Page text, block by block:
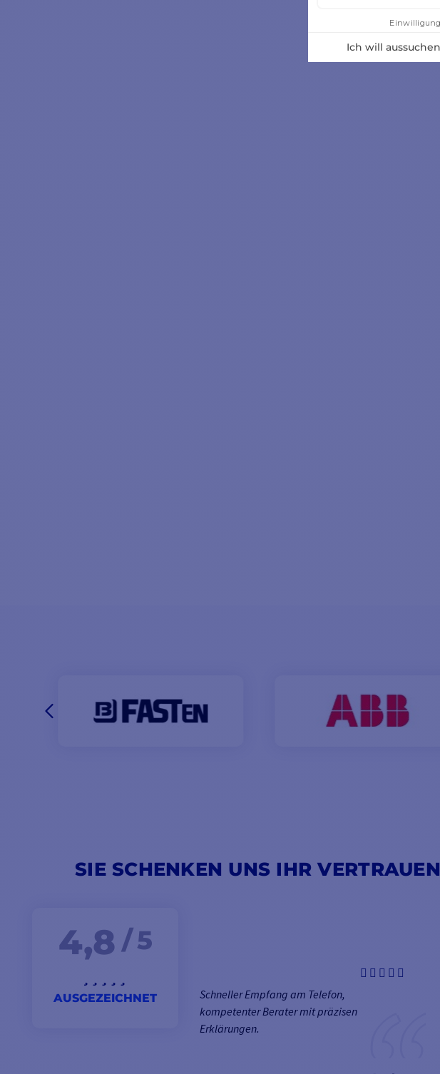
SIE SCHENKEN UNS IHR VERTRAUEN
4,8 / 5
AUSGEZEICHNET
Schneller Empfang am Telefon,
kompetenter Berater mit präzisen
Erklärungen.